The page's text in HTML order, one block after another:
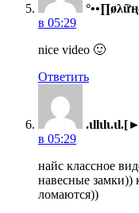
в 05:29
nice video 🙂
Ответить
в 05:29
найс классное
навесные замки))
ломаются))